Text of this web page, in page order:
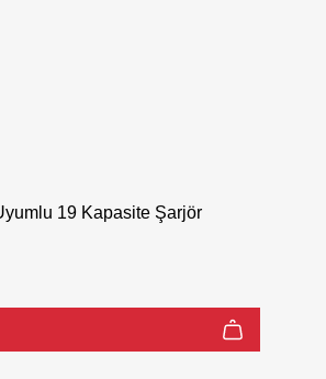
19 Kapasite Şarjör